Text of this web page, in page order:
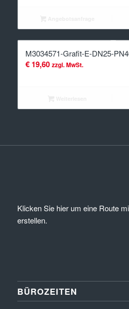
M3034571-Grafit-E-DN25-
€19,60 zzgl. MwSt.
Klicken Sie hier um eine Route
erstellen.
BÜROZEITEN